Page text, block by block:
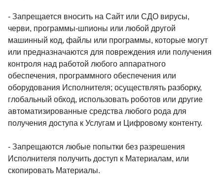
- Запрещается вносить на Сайт или СДО вирусы,
черви, программы-шпионы или любой другой
машинный код, файлы или программы, которые могут
или предназначаются для повреждения или получения
контроля над работой любого аппаратного
обеспечения, программного обеспечения или
оборудования Исполнителя; осуществлять разборку,
глобальный обход, использовать роботов или другие
автоматизированные средства любого рода для
получения доступа к Услугам и Цифровому контенту.
- Запрещаются любые попытки без разрешения
Исполнителя получить доступ к Материалам, или
скопировать Материалы.